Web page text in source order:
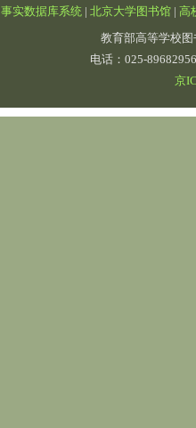
事实数据库系统| 北京大学图书馆| 高
教育部高等学校
电话：025-
京